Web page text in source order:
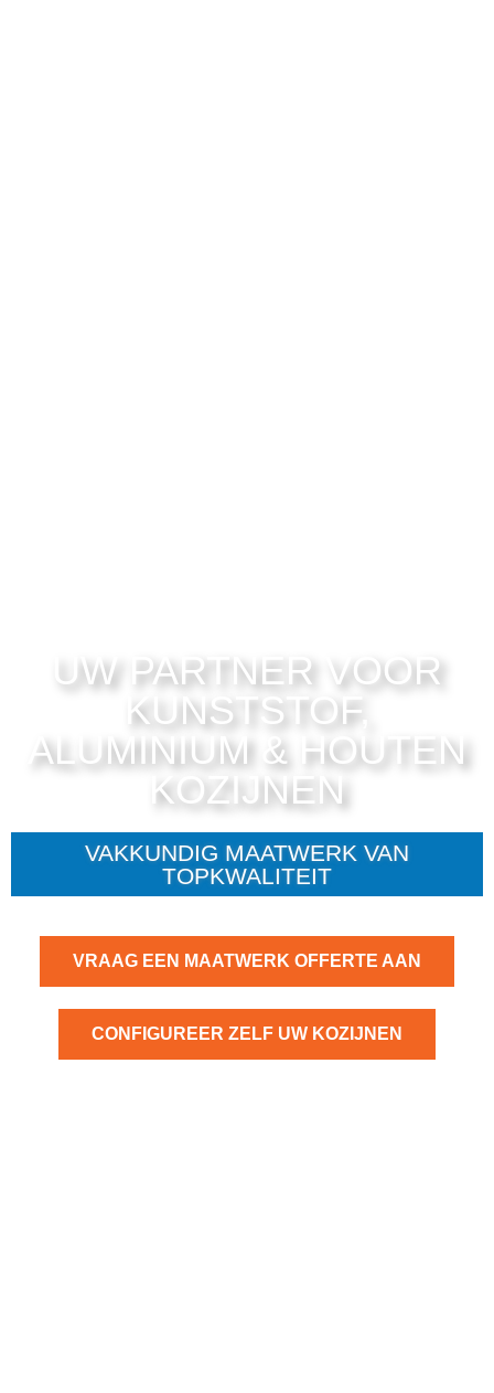
UW PARTNER VOOR
KUNSTSTOF,
ALUMINIUM & HOUTEN
KOZIJNEN
VAKKUNDIG MAATWERK VAN
TOPKWALITEIT
VRAAG EEN MAATWERK OFFERTE AAN
CONFIGUREER ZELF UW KOZIJNEN